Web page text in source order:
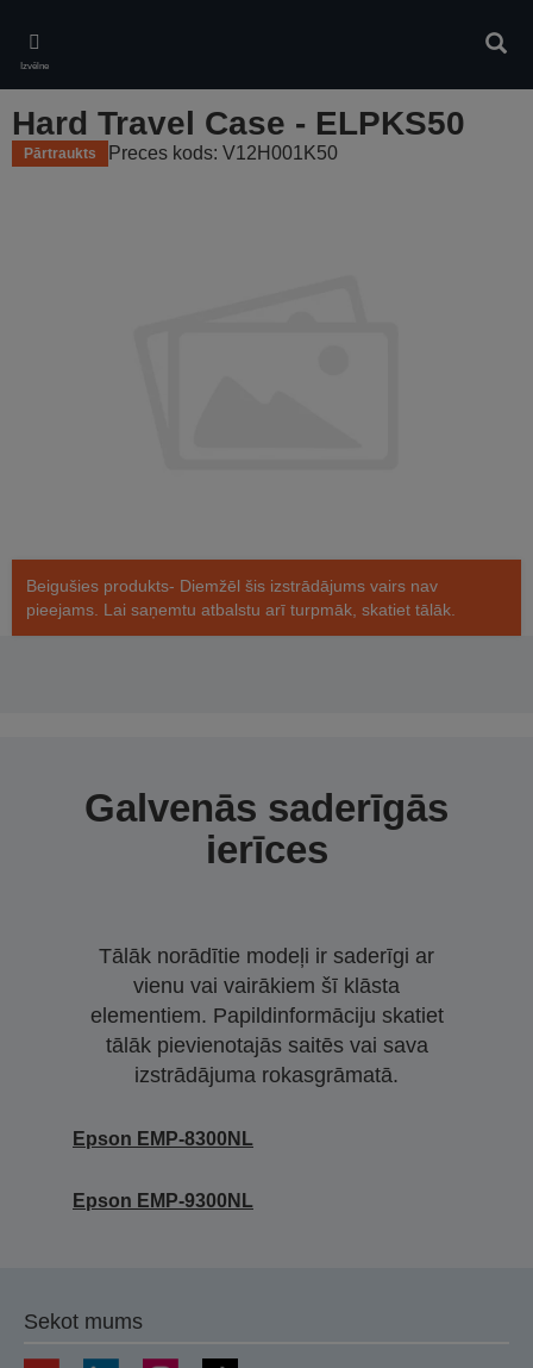
main
content
Izvēlne
Hard Travel Case - ELPKS50
Pārtraukts Preces kods: V12H001K50
Beigušies produkts- Diemžēl šis izstrādājums vairs nav
pieejams. Lai saņemtu atbalstu arī turpmāk, skatiet tālāk.
Galvenās saderīgās
ierīces
Tālāk norādītie modeļi ir saderīgi ar
vienu vai vairākiem šī klāsta
elementiem. Papildinformāciju skatiet
tālāk pievienotajās saitēs vai sava
izstrādājuma rokasgrāmatā.
Epson EMP-8300NL
Epson EMP-9300NL
Sekot mums